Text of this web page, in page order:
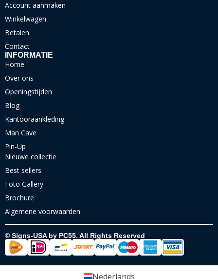
Account aanmaken
Winkelwagen
Betalen
Contact
INFORMATIE
Home
Over ons
Openingstijden
Blog
Kantooraankleding
Man Cave
Pin-Up
Nieuwe collectie
Best sellers
Foto Gallery
Brochure
Algemene voorwaarden
© Signs-USA by PC55. All Rights Reserved
Nederlands